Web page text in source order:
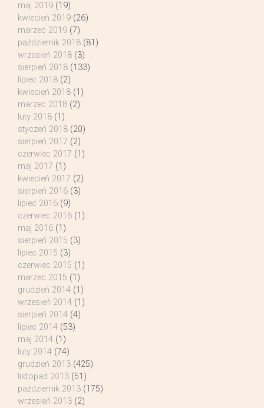
maj 2019 (19)
kwiecień 2019 (26)
marzec 2019 (7)
październik 2018 (81)
wrzesień 2018 (3)
sierpień 2018 (133)
lipiec 2018 (2)
kwiecień 2018 (1)
marzec 2018 (2)
luty 2018 (1)
styczeń 2018 (20)
sierpień 2017 (2)
czerwiec 2017 (1)
maj 2017 (1)
kwiecień 2017 (2)
sierpień 2016 (3)
lipiec 2016 (9)
czerwiec 2016 (1)
maj 2016 (1)
sierpień 2015 (3)
lipiec 2015 (3)
czerwiec 2015 (1)
marzec 2015 (1)
grudzień 2014 (1)
wrzesień 2014 (1)
sierpień 2014 (4)
lipiec 2014 (53)
maj 2014 (1)
luty 2014 (74)
grudzień 2013 (425)
listopad 2013 (51)
październik 2013 (175)
wrzesień 2013 (2)